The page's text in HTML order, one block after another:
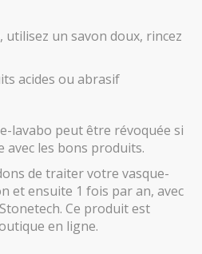
un savon doux, rincez
acides ou abrasif
lavabo peut être révoquée si
avec les bons produits.
de traiter votre vasque-
et ensuite 1 fois par an, avec
Ce produit est
en ligne.